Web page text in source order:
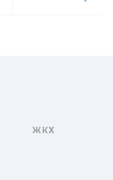
ЖКХ